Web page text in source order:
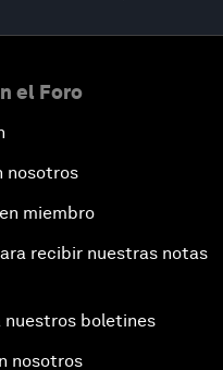
el Foro
nosotros
miembro
recibir nuestras notas
nuestros boletines
nosotros